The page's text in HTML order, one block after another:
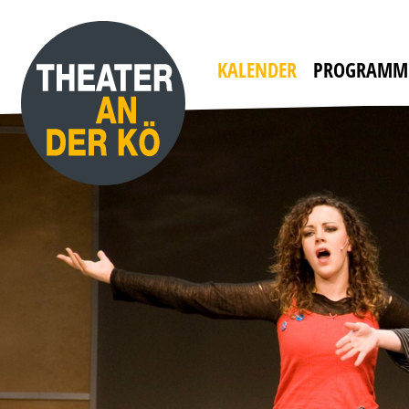
KALENDER PROGRAMM
mit WILLI THOMCZYK, DANA GOLOMBEK VON
HEINERSDORFF u. a.
Die Camper sind zurück!